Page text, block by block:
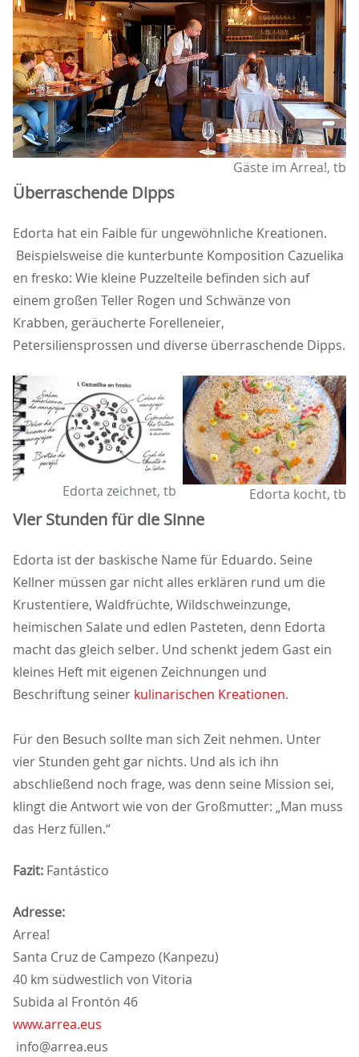
Gäste im Arrea!, tb
Überraschende Dipps
Edorta hat ein Faible für ungewöhnliche Kreationen.
Beispielsweise die kunterbunte Komposition Cazuelika
en fresko: Wie kleine Puzzelteile befinden sich auf
einem großen Teller Rogen und Schwänze von
Krabben, geräucherte Forelleneier,
Petersiliensprossen und diverse überraschende Dipps.
Edorta zeichnet, tb Edorta kocht, tb
Vier Stunden für die Sinne
Edorta ist der baskische Name für Eduardo. Seine
Kellner müssen gar nicht alles erklären rund um die
Krustentiere, Waldfrüchte, Wildschweinzunge,
heimischen Salate und edlen Pasteten, denn Edorta
macht das gleich selber. Und schenkt jedem Gast ein
kleines Heft mit eigenen Zeichnungen und
Beschriftung seiner kulinarischen Kreationen.
Für den Besuch sollte man sich Zeit nehmen. Unter
vier Stunden geht gar nichts. Und als ich ihn
abschließend noch frage, was denn seine Mission sei,
klingt die Antwort wie von der Großmutter: „Man muss
das Herz füllen.“
Fazit: Fantástico
Adresse:
Arrea!
Santa Cruz de Campezo (Kanpezu)
40 km südwestlich von Vitoria
Subida al Frontón 46
www.arrea.eus
info@arrea.eus